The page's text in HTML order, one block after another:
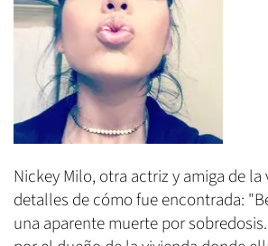
Nickey Milo, otra actriz y amiga de
detalles de cómo fue encontrada:
una aparente muerte por